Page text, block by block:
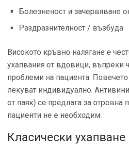
Болезненост и зачервяване
Раздразнителност / възбуда
Високото кръвно налягане е
ухапвания от вдовици, въпреки
проблеми на пациента.
лекуват индивидуално.
от паяк) се предлага за отровна
пациенти не е необходим.
Класически